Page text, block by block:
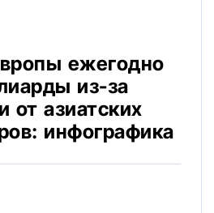
ежегодно
из-за
от азиатских
инфографика